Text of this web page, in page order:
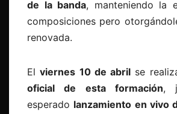
de la banda, manteniendo la
composiciones pero
renovada.
Elviernes 10 de abril se
oficial de esta formación,
esperado lanzamiento en vivo